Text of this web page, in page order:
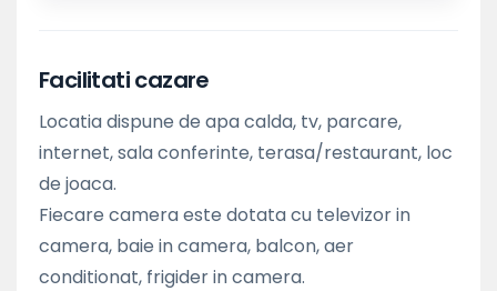
Facilitati cazare
Locatia dispune de apa calda, tv, parcare,
internet, sala conferinte, terasa/restaurant, loc
de joaca.
Fiecare camera este dotata cu televizor in
camera, baie in camera, balcon, aer
conditionat, frigider in camera.